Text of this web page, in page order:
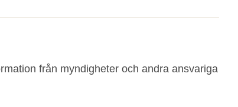
från myndigheter och andra ansvariga